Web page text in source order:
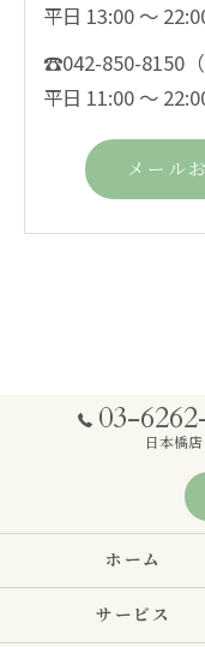
平日 13:00 ～
☎042-850-8150（
平日 11:00 ～
メール
03-
日本橋店
ホーム
サービス